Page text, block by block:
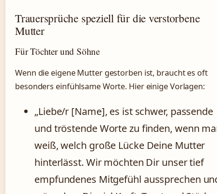
Trauersprüche speziell für die verstorbene
Mutter
Für Töchter und Söhne
Wenn die eigene Mutter gestorben ist, braucht es oft
besonders einfühlsame Worte. Hier einige Vorlagen:
„Liebe/r [Name], es ist schwer, passende
und tröstende Worte zu finden, wenn
weiß, welch große Lücke Deine Mutter
hinterlässt. Wir möchten Dir unser tief
empfundenes Mitgefühl aussprechen